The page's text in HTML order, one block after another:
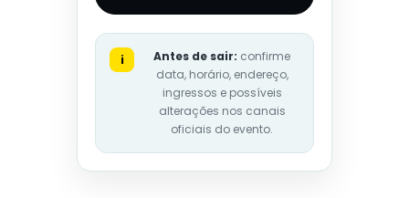
i Antes de sair: confirme
data, horário, endereço,
ingressos e possíveis
alterações nos canais
oficiais do evento.